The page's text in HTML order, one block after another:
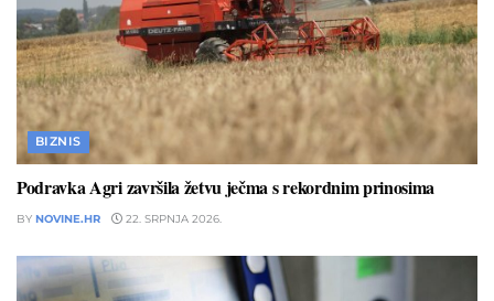
BIZNIS
Podravka Agri završila žetvu ječma s rekordnim prinosima
BY NOVINE.HR 22. SRPNJA 2026.